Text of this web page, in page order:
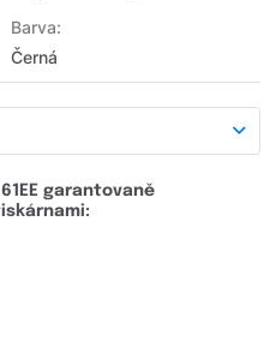
Barva:
Černá
garantovaně